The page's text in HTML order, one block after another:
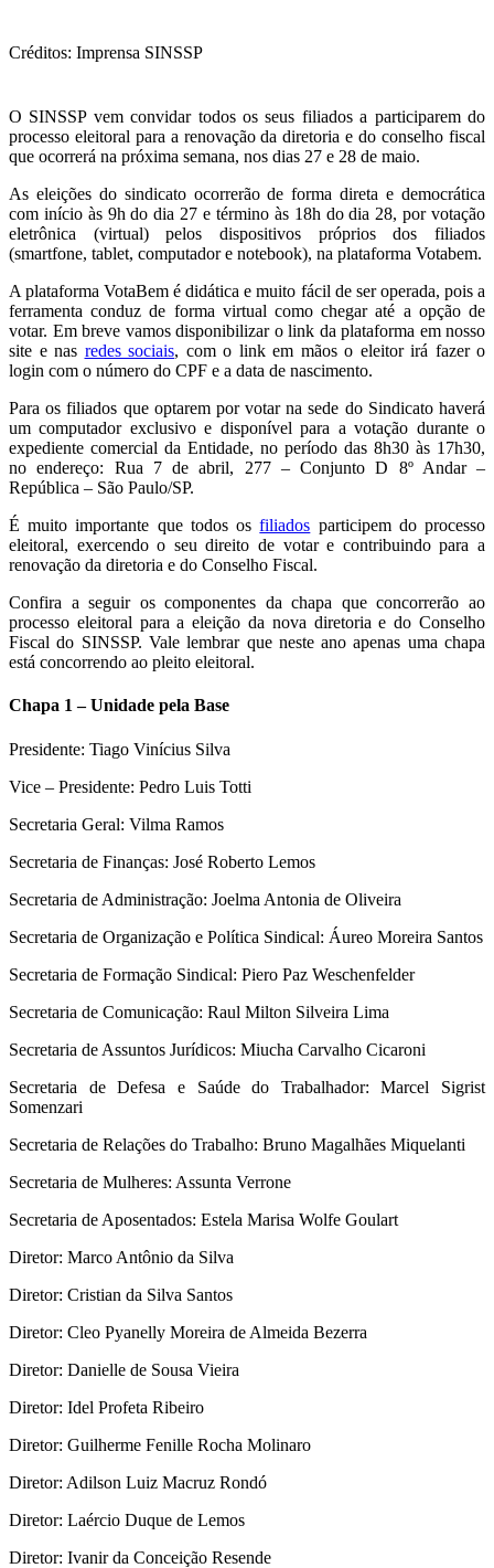
Créditos: Imprensa SINSSP
O SINSSP vem convidar todos os seus filiados a participarem do
processo eleitoral para a renovação da diretoria e do conselho fiscal
que ocorrerá na próxima semana, nos dias 27 e 28 de maio.
As eleições do sindicato ocorrerão de forma direta e democrática
com início às 9h do dia 27 e término às 18h do dia 28, por votação
eletrônica (virtual) pelos dispositivos próprios dos filiados
(smartfone, tablet, computador e notebook), na plataforma Votabem.
A plataforma VotaBem é didática e muito fácil de ser operada, pois a
ferramenta conduz de forma virtual como chegar até a opção de
votar. Em breve vamos disponibilizar o link da plataforma em nosso
site e nas redes sociais, com o link em mãos o eleitor irá fazer o
login com o número do CPF e a data de nascimento.
Para os filiados que optarem por votar na sede do Sindicato haverá
um computador exclusivo e disponível para a votação durante o
expediente comercial da Entidade, no período das 8h30 às 17h30,
no endereço: Rua 7 de abril, 277 – Conjunto D 8º Andar –
República – São Paulo/SP.
É muito importante que todos osfiliados participem do processo
eleitoral, exercendo o seu direito de votar e contribuindo para a
renovação da diretoria e do Conselho Fiscal.
Confira a seguir os componentes da chapa que concorrerão ao
processo eleitoral para a eleição da nova diretoria e do Conselho
Fiscal do SINSSP. Vale lembrar que neste ano apenas uma chapa
está concorrendo ao pleito eleitoral.
Chapa 1 – Unidade pela Base
Presidente: Tiago Vinícius Silva
Vice – Presidente: Pedro Luis Totti
Secretaria Geral: Vilma Ramos
Secretaria de Finanças: José Roberto Lemos
Secretaria de Administração: Joelma Antonia de Oliveira
Secretaria de Organização e Política Sindical: Áureo Moreira Santos
Secretaria de Formação Sindical: Piero Paz Weschenfelder
Secretaria de Comunicação: Raul Milton Silveira Lima
Secretaria de Assuntos Jurídicos: Miucha Carvalho Cicaroni
Secretaria de Defesa e Saúde do Trabalhador: Marcel Sigrist
Somenzari
Secretaria de Relações do Trabalho: Bruno Magalhães Miquelanti
Secretaria de Mulheres: Assunta Verrone
Secretaria de Aposentados: Estela Marisa Wolfe Goulart
Diretor: Marco Antônio da Silva
Diretor: Cristian da Silva Santos
Diretor: Cleo Pyanelly Moreira de Almeida Bezerra
Diretor: Danielle de Sousa Vieira
Diretor: Idel Profeta Ribeiro
Diretor: Guilherme Fenille Rocha Molinaro
Diretor: Adilson Luiz Macruz Rondó
Diretor: Laércio Duque de Lemos
Diretor: Ivanir da Conceição Resende